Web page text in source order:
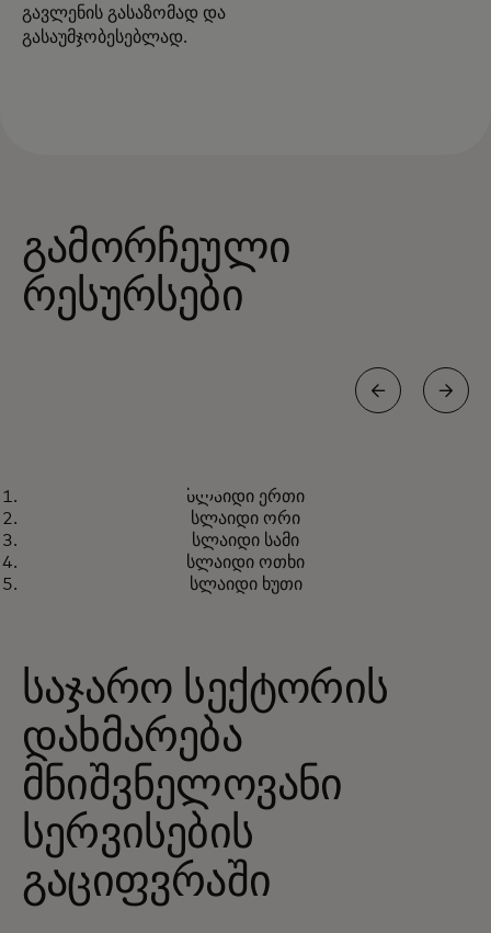
გავლენის გასაზომად და
გასაუმჯობესებლად.
გამორჩეული
რესურსები
იყავით ინფორმირებული ჩვენი
უახლესი სიახლეების,
ღონისძიებებისა და
განცხადებების შესახებ.
opens in a new tab
სლაიდი ერთი
სლაიდი ორი
სლაიდი სამი
სლაიდი ოთხი
სლაიდი ხუთი
საჯარო სექტორის
დახმარება
მნიშვნელოვანი
სერვისების
გაციფვრაში